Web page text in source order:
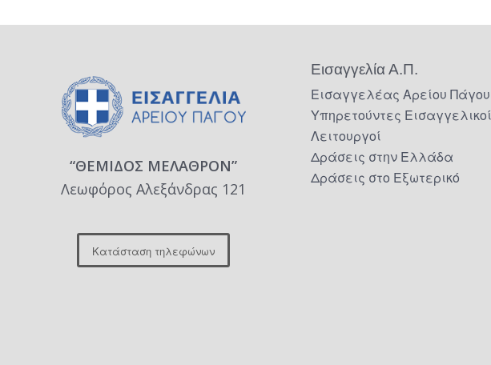
“ΘΕΜΙΔΟΣ ΜΕΛΑΘΡΟΝ”
Λεωφόρος Αλεξάνδρας 121
Κατάσταση τηλεφώνων
Εισαγγελία Α.Π.
Εισαγγελέας Αρείου Πάγου
Υπηρετούντες Εισαγγελικοί
Λειτουργοί
Δράσεις στην Ελλάδα
Δράσεις στο Εξωτερικό